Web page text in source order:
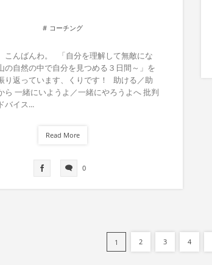
コーチング
こんばんわ。 「自分を理解して無敵にな
の自然の中で自分を見つめる３日間～」を
り返っています、くりです！ 助ける／助
ら 一緒にいようよ／一緒にやろうよへ 批判
バイス...
Read More
0
1 2 3 4